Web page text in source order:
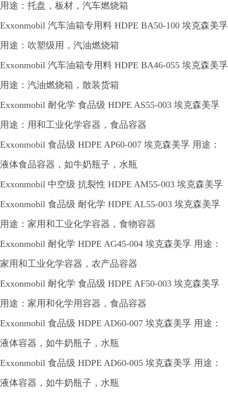
用途：托盘，板材，汽车燃烧箱
Exxonmobil 汽车油箱专用料 HDPE BA50-100 埃克森美孚
用途：吹塑级用，汽油燃烧箱
Exxonmobil 汽车油箱专用料 HDPE BA46-055 埃克森美孚
用途：汽油燃烧箱，散装货箱
Exxonmobil 耐化学 食品级 HDPE AS55-003 埃克森美孚
用途：用和工业化学容器，食品容器
Exxonmobil 食品级 HDPE AP60-007 埃克森美孚 用途：
液体食品容器，如牛奶瓶子，水瓶
Exxonmobil 中空级 抗裂性 HDPE AM55-003 埃克森美孚
Exxonmobil 食品级 耐化学 HDPE AL55-003 埃克森美孚
用途：家用和工业化学容器，食物容器
Exxonmobil 耐化学 HDPE AG45-004 埃克森美孚 用途：
家用和工业化学容器，农产品容器
Exxonmobil 耐化学 食品级 HDPE AF50-003 埃克森美孚
用途：家用和化学用容器，食品容器
Exxonmobil 食品级 HDPE AD60-007 埃克森美孚 用途：
液体容器，如牛奶瓶子，水瓶
Exxonmobil 食品级 HDPE AD60-005 埃克森美孚 用途：
液体容器，如牛奶瓶子，水瓶